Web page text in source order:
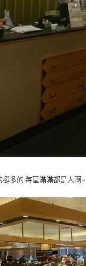
多的 每區滿滿都是人啊~